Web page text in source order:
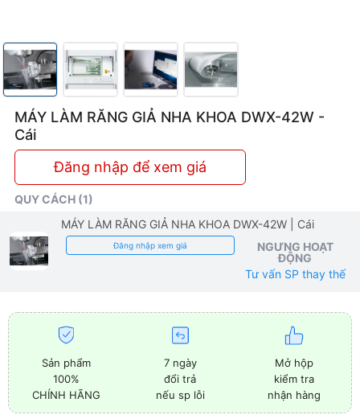
MÁY LÀM RĂNG GIẢ NHA KHOA DWX-42W -
Cái
Đăng nhập để xem giá
QUY CÁCH (1)
MÁY LÀM RĂNG GIẢ NHA KHOA DWX-42W
| Cái
Đăng nhập xem giá
NGƯNG HOẠT
ĐỘNG
Tư vấn SP thay thế
Sản phẩm
100%
CHÍNH HÃNG
7 ngày
đổi trả
nếu sp lỗi
Mở hộp
kiểm tra
nhận hàng